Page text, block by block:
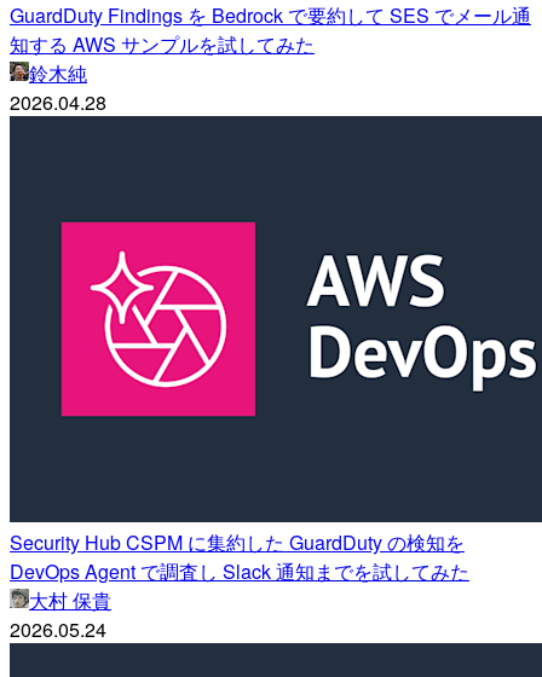
GuardDuty Findings を Bedrock で要約して SES でメール通
知する AWS サンプルを試してみた
鈴木純
2026.04.28
Security Hub CSPM に集約した GuardDuty の検知を
DevOps Agent で調査し Slack 通知までを試してみた
大村 保貴
2026.05.24